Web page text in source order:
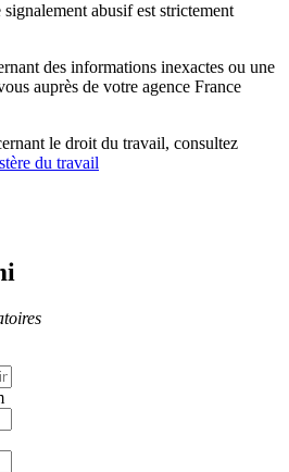
abusif est strictement
des informations inexactes ou une
auprès de votre agence France
le droit du travail, consultez
du travail